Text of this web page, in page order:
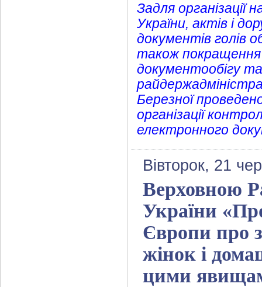
Задля організації
України, актів і
документів голів
також покращення
документообігу
Березної
організації
електронного
Вівторок, 21
Верховною
України
Європи про
жінок і
цими